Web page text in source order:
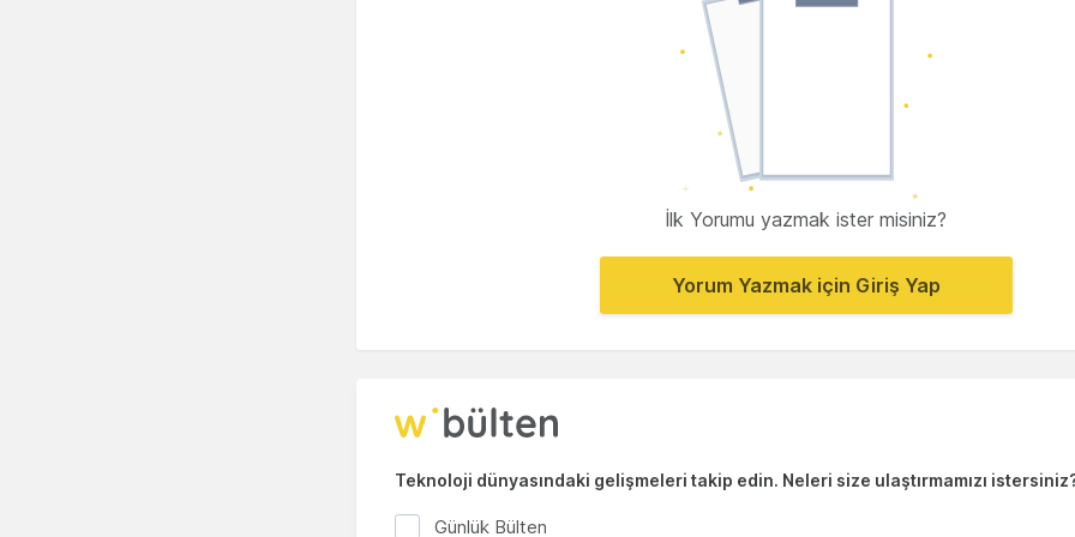
İlk Yorumu yazmak ister misiniz?
Yorum Yazmak için Giriş Yap
Teknoloji dünyasındaki gelişmeleri takip edin. Neleri size ulaştırmamızı
Günlük Bülten